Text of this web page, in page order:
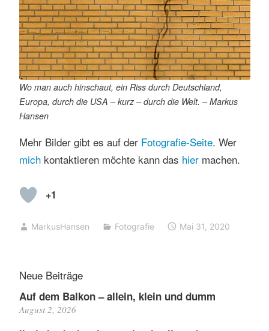
Wo man auch hinschaut, ein Riss durch Deutschland,
Europa, durch die USA – kurz – durch die Welt. – Markus
Hansen
Mehr Bilder gibt es auf der Fotografie-Seite. Wer
michkontaktieren möchte kann das hiermachen.
+1
MarkusHansen Fotografie Mai 31, 2020
Neue Beiträge
Auf dem Balkon – allein, klein und dumm
August 2, 2026